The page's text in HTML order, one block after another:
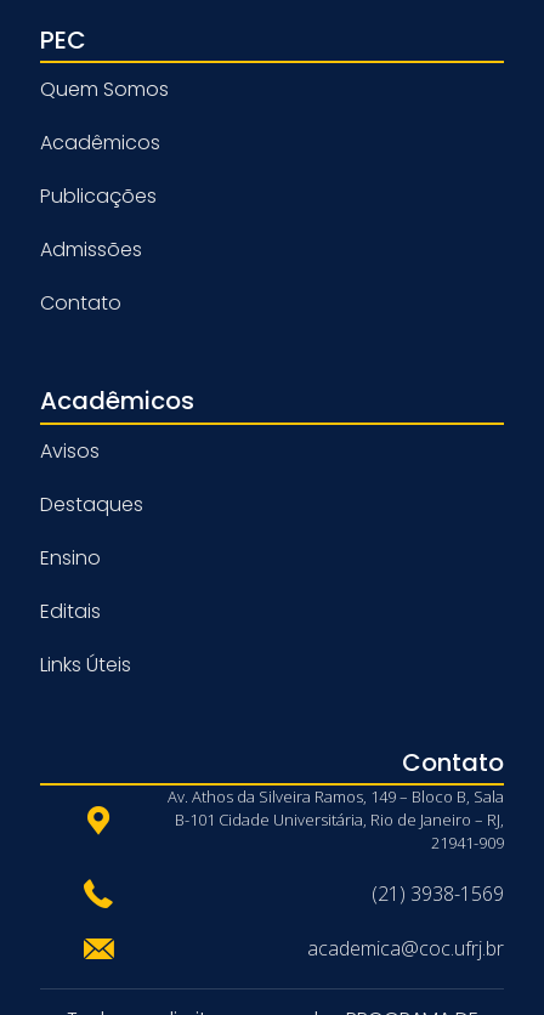
PEC
Quem Somos
Acadêmicos
Publicações
Admissões
Contato
Acadêmicos
Avisos
Destaques
Ensino
Editais
Links Úteis
Contato
Av. Athos da Silveira Ramos, 149 – Bloco B, Sala
B-101 Cidade Universitária, Rio de Janeiro – RJ,
21941-909
(21) 3938-1569
academica@coc.ufrj.br